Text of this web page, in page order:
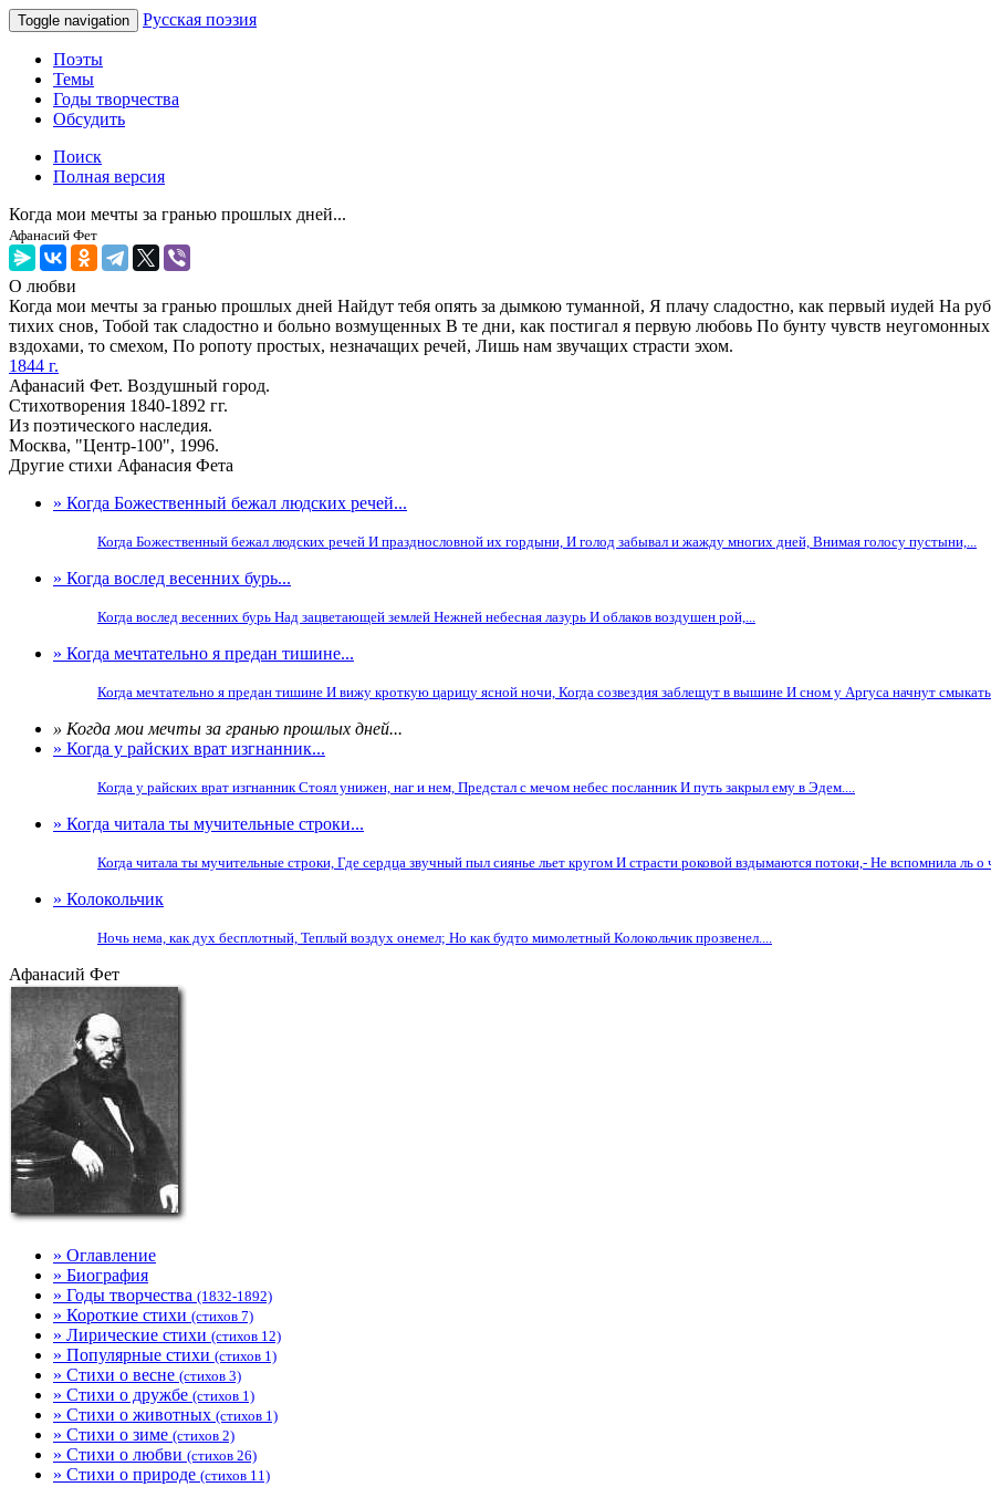
Toggle navigation Русская поэзия
Поэты
Темы
Годы творчества
Обсудить
Поиск
Полная версия
Когда мои мечты за гранью прошлых дней...
Афанасий Фет
О любви
Когда мои мечты за гранью прошлых дней Найдут тебя опять за дымкою туманной, Я плачу сладостно, как первый иудей На
тихих снов, Тобой так сладостно и больно возмущенных В те дни, как постигал я первую любовь По бунту чувств
вздохами, то смехом, По ропоту простых, незначащих речей, Лишь нам звучащих страсти эхом.
1844 г.
Афанасий Фет. Воздушный город.
Стихотворения 1840-1892 гг.
Из поэтического наследия.
Москва, "Центр-100", 1996.
Другие стихи Афанасия Фета
» Когда Божественный бежал людских речей...
Когда Божественный бежал людских речей И празднословной их гордыни, И голод забывал и жажду многих дней, Внимая голосу пустыни,...
» Когда вослед весенних бурь...
Когда вослед весенних бурь Над зацветающей землей Нежней небесная лазурь И облаков воздушен рой,...
» Когда мечтательно я предан тишине...
Когда мечтательно я предан тишине И вижу кроткую царицу ясной ночи, Когда созвездия заблещут в вышине И сном у Аргуса начнут
» Когда мои мечты за гранью прошлых дней...
» Когда у райских врат изгнанник...
Когда у райских врат изгнанник Стоял унижен, наг и нем, Предстал с мечом небес посланник И путь закрыл ему в Эдем....
» Когда читала ты мучительные строки...
Когда читала ты мучительные строки, Где сердца звучный пыл сиянье льет кругом И страсти роковой вздымаются потоки,- Не вспомнила ль о
» Колокольчик
Ночь нема, как дух бесплотный, Теплый воздух онемел; Но как будто мимолетный Колокольчик прозвенел....
Афанасий Фет
» Оглавление
» Биография
» Годы творчества (1832-1892)
» Короткие стихи (стихов 7)
» Лирические стихи (стихов 12)
» Популярные стихи (стихов 1)
» Стихи о весне (стихов 3)
» Стихи о дружбе (стихов 1)
» Стихи о животных (стихов 1)
» Стихи о зиме (стихов 2)
» Стихи о любви (стихов 26)
» Стихи о природе (стихов 11)